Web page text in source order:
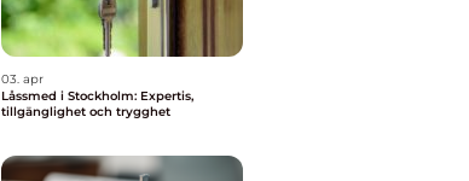
03. apr
Låssmed i Stockholm: Expertis,
tillgänglighet och trygghet